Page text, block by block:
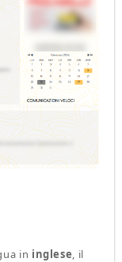
in inglese, il